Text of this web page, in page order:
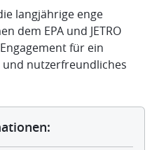
langjährige enge
dem EPA und JETRO
für ein
nutzerfreundliches